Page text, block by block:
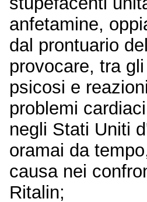
anfetamine,
dal prontuario
provocare, tra
psicosi e
problemi
negli Stati Uniti
oramai da
causa nei
Ritalin;